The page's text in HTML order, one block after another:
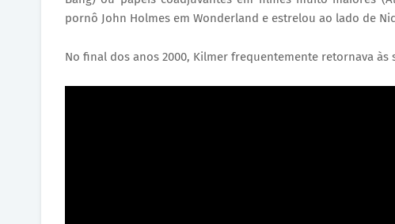
pornô John Holmes em Wonderland e estrelou ao lado de
No final dos anos 2000, Kilmer frequentemente retornava